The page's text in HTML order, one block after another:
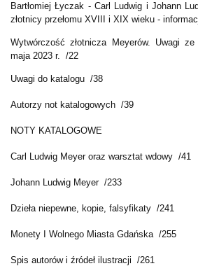
Bartłomiej Łyczak - Carl Ludwig i Johann
złotnicy przełomu XVIII i XIX wieku -
Wytwórczość złotnicza Meyerów. Uwagi
maja 2023 r. /22
Uwagi do katalogu /38
Autorzy not katalogowych /39
NOTY KATALOGOWE
Carl Ludwig Meyer oraz warsztat wdowy /41
Johann Ludwig Meyer /233
Dzieła niepewne, kopie, falsyfikaty /241
Monety I Wolnego Miasta Gdańska /255
Spis autorów i źródeł ilustracji /261